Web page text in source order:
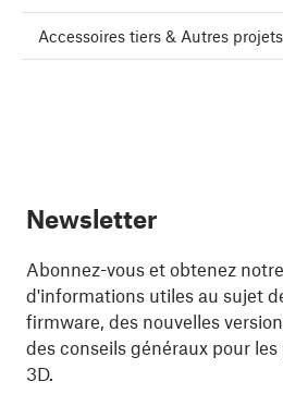
Accessoires tiers & Autres projets
Newsletter
Abonnez-vous et obtenez
d'informations utiles au sujet
firmware, des nouvelles
des conseils généraux pour
3D.